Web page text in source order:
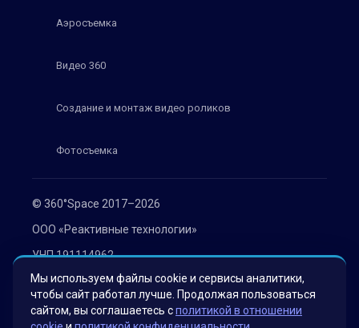
© 360°Space 2017–2026
ООО «Реактивные технологии»
УНП 191114962
г. Минск, ул. Мележа 1, офис 402
Политика конфиденциальности
Аэросъемка
Видео 360
Создание и монтаж видео роликов
Фотосъемка
Мы используем файлы cookie и сервисы аналитики,
чтобы сайт работал лучше. Продолжая пользоваться
сайтом, вы соглашаетесь сполитикой в отношении